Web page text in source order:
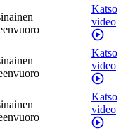
Katso
video
Katso
video
Katso
video